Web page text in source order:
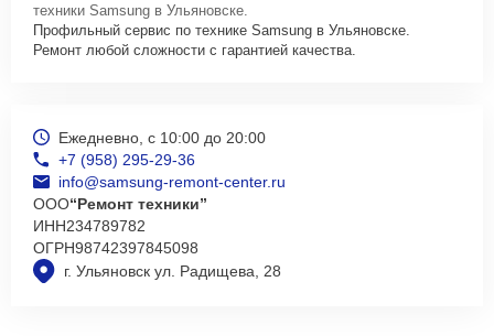
техники Samsung в Ульяновске.
Профильный сервис по технике Samsung в Ульяновске.
Ремонт любой сложности с гарантией качества.
г. Ульяновск ул. Радищева, 28
Ежедневно, с 10:00 до 20:00
+7 (958) 295-29-36
info@samsung-remont-center.ru
ООО“Ремонт техники”
ИНН234789782
ОГРН98742397845098